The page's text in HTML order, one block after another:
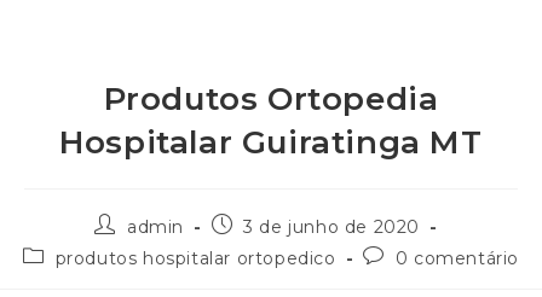
Produtos Ortopedia
Hospitalar Guiratinga MT
admin
3 de junho de 2020
produtos hospitalar ortopedico
0 comentário